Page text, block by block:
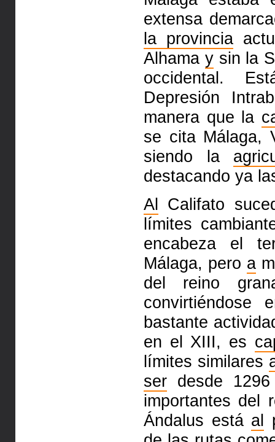
extensa
la provincia
Alhama ysin la
occidental.
Depresión
manera que la
se cita Málaga,
siendo la
destacando ya
Al Califato
límites
encabeza el
Málaga, pero a
del reino
convirtiéndose
bastante
en el XIII, es
límites similares
ser desde
importantes del
Ándalus está al